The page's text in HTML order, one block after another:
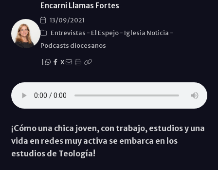
Encarni Llamas Fortes
13/09/2021
Entrevistas - El Espejo- Iglesia Noticia -
Podcasts diocesanos
X
¡Cómo una chica joven, con trabajo, estudios y una
vida en redes muy activa se embarca en los
estudios de Teología!